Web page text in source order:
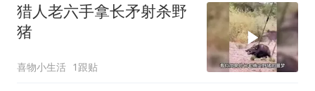
猎人老六手拿长矛射杀野
猪
喜物小生活 1跟贴